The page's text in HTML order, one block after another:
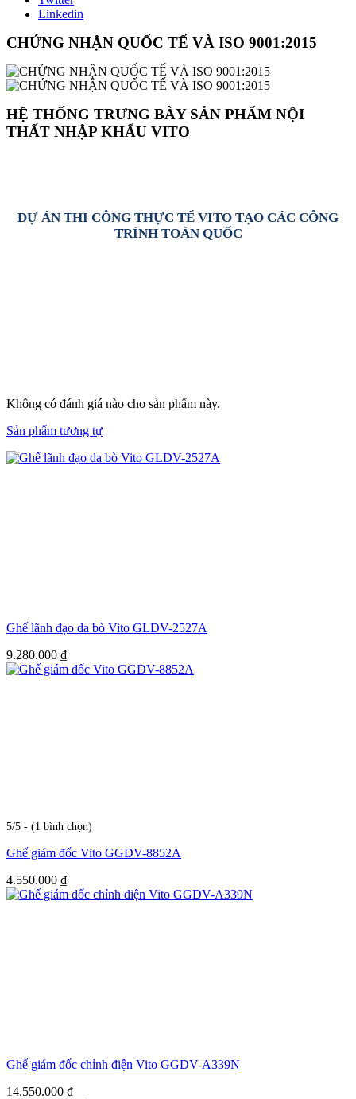
Linkedin
CHỨNG NHẬN QUỐC TẾ VÀ ISO 9001:2015
HỆ THỐNG TRƯNG BÀY SẢN PHẨM NỘI
THẤT NHẬP KHẨU VITO
DỰ ÁN THI CÔNG THỰC TẾ VITO TẠO CÁC CÔNG
TRÌNH TOÀN QUỐC
Không có đánh giá nào cho sản phẩm này.
Sản phẩm tương tự
Ghế lãnh đạo da bò Vito GLDV-2527A
9.280.000 ₫
5/5 - (1 bình chọn)
Ghế giám đốc Vito GGDV-8852A
4.550.000 ₫
Ghế giám đốc chỉnh điện Vito GGDV-A339N
14.550.000 ₫